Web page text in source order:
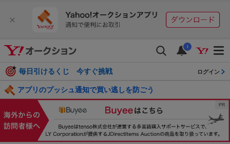
i
毎日引けるくじ 今すぐ挑戦 ログイン
アプリのプッシュ通知で買い逃しを防ごう